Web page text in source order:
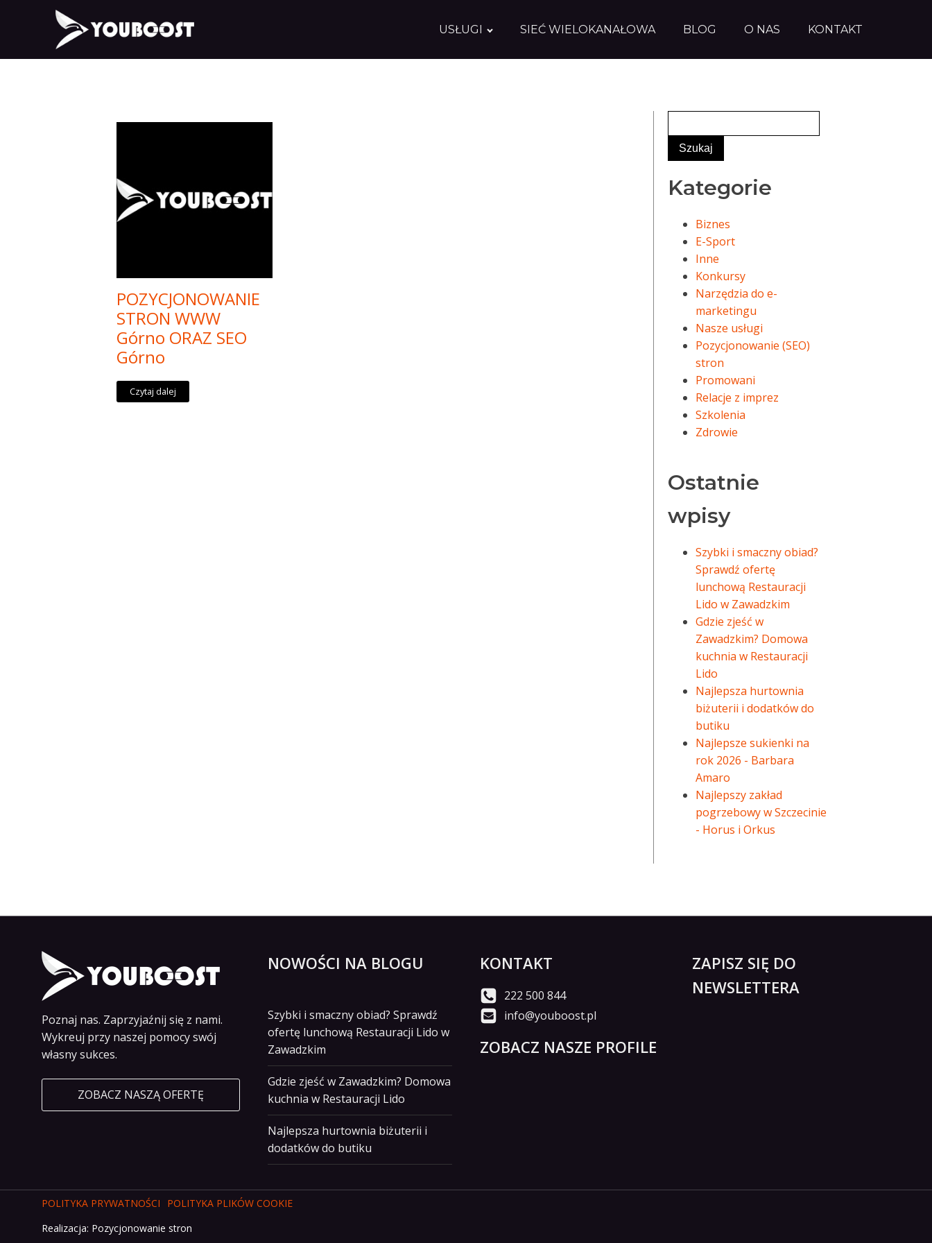
USŁUGI SIEĆ WIELOKANAŁOWA BLOG O NAS KONTAKT
POZYCJONOWANIE
STRON WWW
Górno ORAZ SEO
Górno
Czytaj dalej
Kategorie
Biznes
E-Sport
Inne
Konkursy
Narzędzia do e-
marketingu
Nasze usługi
Pozycjonowanie (SEO)
stron
Promowani
Relacje z imprez
Szkolenia
Zdrowie
Ostatnie
wpisy
Szybki i smaczny obiad?
Sprawdź ofertę
lunchową Restauracji
Lido w Zawadzkim
Gdzie zjeść w
Zawadzkim? Domowa
kuchnia w Restauracji
Lido
Najlepsza hurtownia
biżuterii i dodatków do
butiku
Najlepsze sukienki na
rok 2026 - Barbara
Amaro
Najlepszy zakład
pogrzebowy w Szczecinie
- Horus i Orkus
Poznaj nas. Zaprzyjaźnij się z nami.
Wykreuj przy naszej pomocy swój
własny sukces.
ZOBACZ NASZĄ OFERTĘ
NOWOŚCI NA BLOGU
Szybki i smaczny obiad? Sprawdź
ofertę lunchową Restauracji Lido w
Zawadzkim
Gdzie zjeść w Zawadzkim? Domowa
kuchnia w Restauracji Lido
Najlepsza hurtownia biżuterii i
dodatków do butiku
KONTAKT
222 500 844
info@youboost.pl
ZOBACZ NASZE PROFILE
ZAPISZ SIĘ DO
NEWSLETTERA
POLITYKA PRYWATNOŚCI
POLITYKA PLIKÓW COOKIE
Realizacja: Pozycjonowanie stron